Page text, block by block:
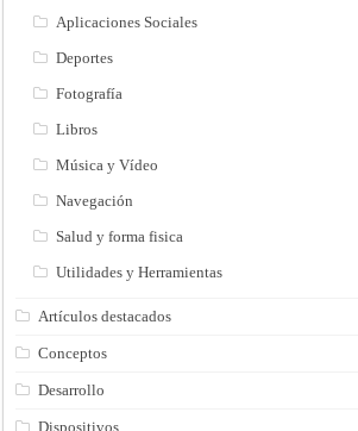
Aplicaciones Sociales
Deportes
Fotografía
Libros
Música y Vídeo
Navegación
Salud y forma fisica
Utilidades y Herramientas
Artículos destacados
Conceptos
Desarrollo
Dispositivos